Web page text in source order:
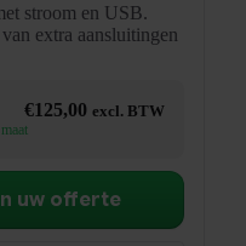
stroom en USB.
extra aansluitingen
€125,00 excl. BTW
uw offerte